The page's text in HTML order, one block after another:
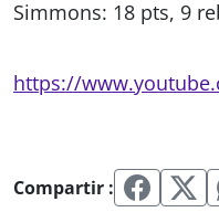
Simmons: 18 pts, 9
https://
Compartir :